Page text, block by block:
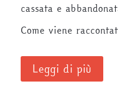
cassata e
Come viene
Leggi di più